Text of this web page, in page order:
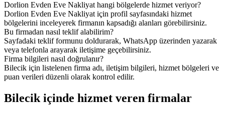
Dorlion Evden Eve Nakliyat hangi bölgelerde hizmet veriyor?
Dorlion Evden Eve Nakliyat için profil sayfasındaki hizmet
bölgelerini inceleyerek firmanın kapsadığı alanları görebilirsiniz.
Bu firmadan nasıl teklif alabilirim?
Sayfadaki teklif formunu doldurarak, WhatsApp üzerinden yazarak
veya telefonla arayarak iletişime geçebilirsiniz.
Firma bilgileri nasıl doğrulanır?
Bilecik için listelenen firma adı, iletişim bilgileri, hizmet bölgeleri ve
puan verileri düzenli olarak kontrol edilir.
Bilecik içinde hizmet veren firmalar